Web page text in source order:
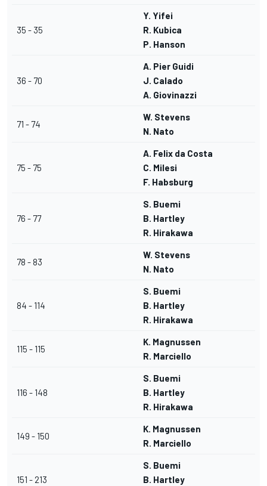
35 - 35
Y. Yifei
R. Kubica
P. Hanson
36 - 70
A. Pier Guidi
J. Calado
A. Giovinazzi
71 - 74
W. Stevens
N. Nato
75 - 75
A. Felix da Costa
C. Milesi
F. Habsburg
76 - 77
S. Buemi
B. Hartley
R. Hirakawa
78 - 83
W. Stevens
N. Nato
84 - 114
S. Buemi
B. Hartley
R. Hirakawa
115 - 115
K. Magnussen
R. Marciello
116 - 148
S. Buemi
B. Hartley
R. Hirakawa
149 - 150
K. Magnussen
R. Marciello
151 - 213
S. Buemi
B. Hartley